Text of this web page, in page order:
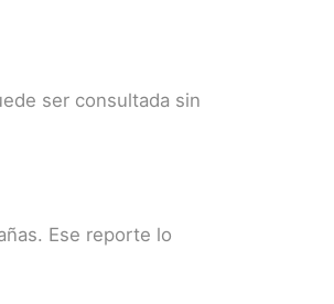
ser consultada sin
Ese reporte lo